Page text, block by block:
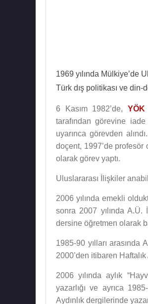
1969 yılında Mülkiye’de
Türk dış politikası ve din-
6 Kasım 1982’de, YÖK
tarafından görevine
uyarınca görevden
doçent, 1997’de profesör
olarak görev yaptı.
Uluslararası İlişkiler
2006 yılında emekli
sonra 2007 yılında A.Ü.
dersine öğretmen olarak
1985-90 yılları arasında
2000’den itibaren
2006 yılında aylık
yazarlığı ve ayrıca
Aydınlık dergilerinde